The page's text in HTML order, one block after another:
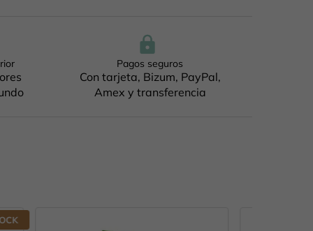
Pagos seguros
Con tarjeta, Bizum, PayPal,
Amex y transferencia